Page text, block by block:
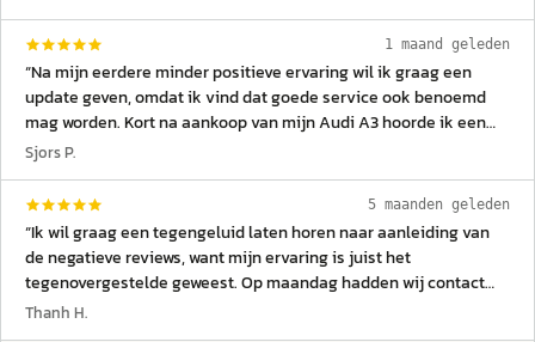
1 maand geleden
“Na mijn eerdere minder positieve ervaring wil ik graag een
update geven, omdat ik vind dat goede service ook benoemd
mag worden. Kort na aankoop van mijn Audi A3 hoorde ik een
schurend geluid bij het remmen. Omdat dit direct vanaf de
met Pon Center Barneveld. In eerste instantie was er
onduidelijkheid over de oorzaak en de oplossing, waardoor ik
mij zorgen maakte dat ik uiteindelijk zelf voor de kosten zou
moeten opdraaien. Naar aanleiding van mijn review en verdere
communicatie ben ik gebeld door Evert de Ruiter van Pon Center
Barneveld. Het gesprek verliep zeer prettig en professioneel. Er
Sjors P.
5 maanden geleden
“Ik wil graag een tegengeluid laten horen naar aanleiding van
de negatieve reviews, want mijn ervaring is juist het
tegenovergestelde geweest. Op maandag hadden wij contact
met Henk Jan Eerenberg, een zeer kundige en betrouwbare
Thanh H.